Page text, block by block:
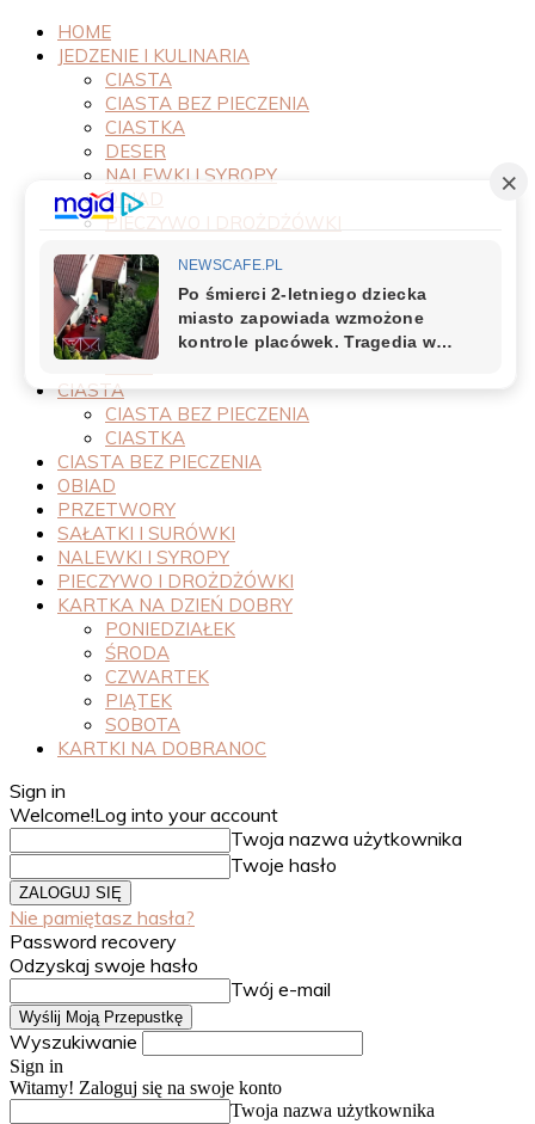
HOME
JEDZENIE I KULINARIA
CIASTA
CIASTA BEZ PIECZENIA
CIASTKA
DESER
NALEWKI I SYROPY
OBIAD
PIECZYWO I DROŻDŻÓWKI
PRZEPISY
PRZETWORY
PRZYSTAWKI
SAŁATKI I SURÓWKI
SOSY
CIASTA
CIASTA BEZ PIECZENIA
CIASTKA
CIASTA BEZ PIECZENIA
OBIAD
PRZETWORY
SAŁATKI I SURÓWKI
NALEWKI I SYROPY
PIECZYWO I DROŻDŻÓWKI
KARTKA NA DZIEŃ DOBRY
PONIEDZIAŁEK
ŚRODA
CZWARTEK
PIĄTEK
SOBOTA
KARTKI NA DOBRANOC
Sign in
Welcome!Log into your account
Twoja nazwa użytkownika
Twoje hasło
Nie pamiętasz hasła?
Password recovery
Odzyskaj swoje hasło
Twój e-mail
Wyszukiwanie
Sign in
Witamy! Zaloguj się na swoje konto
Twoja nazwa użytkownika